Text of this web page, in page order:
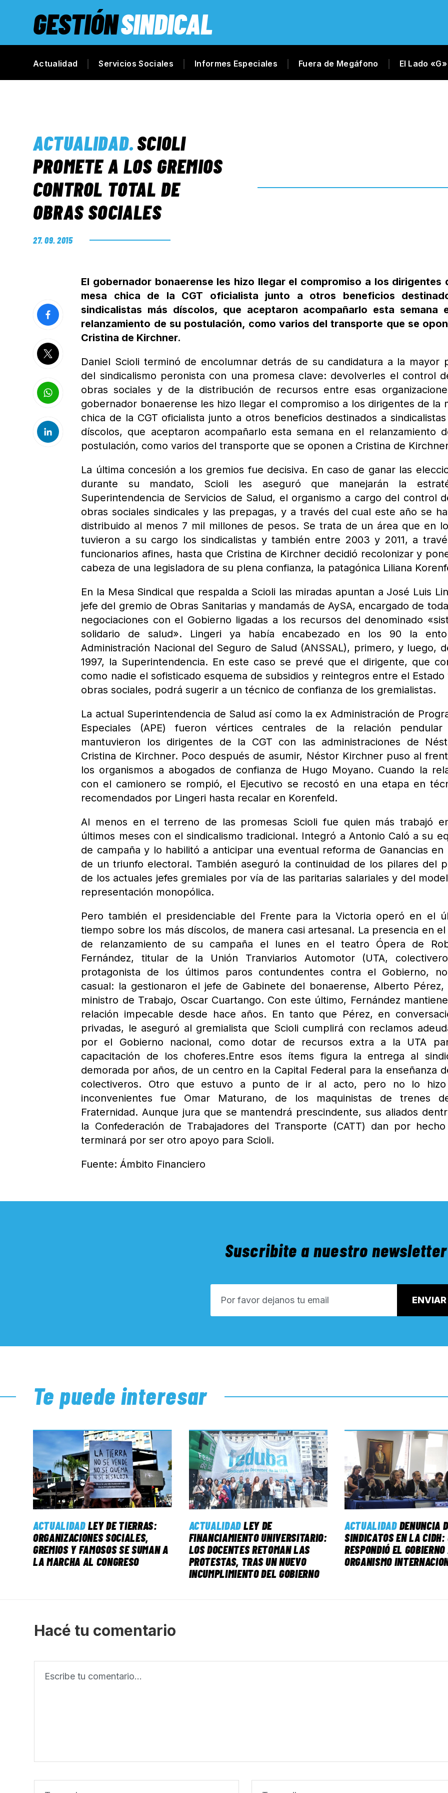
GESTIÓNSINDICAL
Actualidad Servicios Sociales Informes Especiales Fuera de Megáfono El Lado «G»
ACTUALIDAD.SCIOLI
PROMETE A LOS GREMIOS
CONTROL TOTAL DE
OBRAS SOCIALES
27. 09. 2015
El gobernador bonaerense les hizo llegar el compromiso a los dirigentes
mesa chica de la CGT oficialista junto a otros beneficios
sindicalistas más díscolos, que aceptaron acompañarlo esta semana
relanzamiento de su postulación, como varios del transporte que se
Cristina de Kirchner.
Daniel Scioli terminó de encolumnar detrás de su candidatura a la mayor
del sindicalismo peronista con una promesa clave: devolverles el control
obras sociales y de la distribución de recursos entre esas
gobernador bonaerense les hizo llegar el compromiso a los dirigentes de la
chica de la CGT oficialista junto a otros beneficios destinados a
díscolos, que aceptaron acompañarlo esta semana en el relanzamiento
postulación, como varios del transporte que se oponen a Cristina de
La última concesión a los gremios fue decisiva. En caso de ganar las
durante su mandato, Scioli les aseguró que manejarán la
Superintendencia de Servicios de Salud, el organismo a cargo del control
obras sociales sindicales y las prepagas, y a través del cual este año se
distribuido al menos 7 mil millones de pesos. Se trata de un área que en
tuvieron a su cargo los sindicalistas y también entre 2003 y 2011, a
funcionarios afines, hasta que Cristina de Kirchner decidió recolonizar y
cabeza de una legisladora de su plena confianza, la patagónica Liliana
En la Mesa Sindical que respalda a Scioli las miradas apuntan a José Luis
jefe del gremio de Obras Sanitarias y mandamás de AySA, encargado de
negociaciones con el Gobierno ligadas a los recursos del denominado
solidario de salud». Lingeri ya había encabezado en los 90 la
Administración Nacional del Seguro de Salud (ANSSAL), primero, y luego,
1997, la Superintendencia. En este caso se prevé que el dirigente, que
como nadie el sofisticado esquema de subsidios y reintegros entre el Estado
obras sociales, podrá sugerir a un técnico de confianza de los gremialistas.
La actual Superintendencia de Salud así como la ex Administración de
Especiales (APE) fueron vértices centrales de la relación pendular
mantuvieron los dirigentes de la CGT con las administraciones de
Cristina de Kirchner. Poco después de asumir, Néstor Kirchner puso al
los organismos a abogados de confianza de Hugo Moyano. Cuando la
con el camionero se rompió, el Ejecutivo se recostó en una etapa en
recomendados por Lingeri hasta recalar en Korenfeld.
Al menos en el terreno de las promesas Scioli fue quien más trabajó
últimos meses con el sindicalismo tradicional. Integró a Antonio Caló a su
de campaña y lo habilitó a anticipar una eventual reforma de Ganancias en
de un triunfo electoral. También aseguró la continuidad de los pilares del
de los actuales jefes gremiales por vía de las paritarias salariales y del
representación monopólica.
Pero también el presidenciable del Frente para la Victoria operó en el
tiempo sobre los más díscolos, de manera casi artesanal. La presencia en
de relanzamiento de su campaña el lunes en el teatro Ópera de
Fernández, titular de la Unión Tranviarios Automotor (UTA,
protagonista de los últimos paros contundentes contra el Gobierno,
casual: la gestionaron el jefe de Gabinete del bonaerense, Alberto
ministro de Trabajo, Oscar Cuartango. Con este último, Fernández
relación impecable desde hace años. En tanto que Pérez, en
privadas, le aseguró al gremialista que Scioli cumplirá con reclamos
por el Gobierno nacional, como dotar de recursos extra a la UTA
capacitación de los choferes.Entre esos ítems figura la entrega al
demorada por años, de un centro en la Capital Federal para la enseñanza
colectiveros. Otro que estuvo a punto de ir al acto, pero no lo
inconvenientes fue Omar Maturano, de los maquinistas de trenes
Fraternidad. Aunque jura que se mantendrá prescindente, sus aliados
la Confederación de Trabajadores del Transporte (CATT) dan por
terminará por ser otro apoyo para Scioli.
Fuente: Ámbito Financiero
Suscribite a nuestro newsletter
Te puede interesar
ACTUALIDAD LEY DE TIERRAS:
ORGANIZACIONES SOCIALES,
GREMIOS Y FAMOSOS SE SUMAN A
LA MARCHA AL CONGRESO
ACTUALIDADLEY DE
FINANCIAMIENTO UNIVERSITARIO:
LOS DOCENTES RETOMAN LAS
PROTESTAS, TRAS UN NUEVO
INCUMPLIMIENTO DEL GOBIERNO
ACTUALIDAD DENUNCIA
SINDICATOS EN LA CIDH:
RESPONDIÓ EL
ORGANISMO
Hacé tu comentario